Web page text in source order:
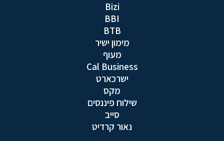
Bizi
BBI
BTB
מימון ישיר
מעוף
Cal Business
ישרכארט
מקס
שילוח פיננסים
סייב
נאור קרדיט